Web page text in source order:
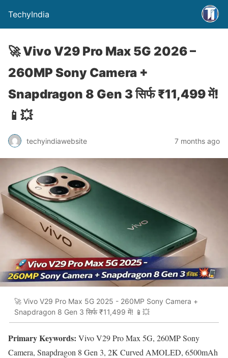
TechyIndia
🚀 Vivo V29 Pro Max 5G 2026 –
260MP Sony Camera +
Snapdragon 8 Gen 3 सिर्फ ₹11,499 में!
📱💥
techyindiawebsite 7 months ago
🚀 Vivo V29 Pro Max 5G 2025 - 260MP Sony Camera +
Snapdragon 8 Gen 3 सिर्फ ₹11,499 में! 📱💥
Primary Keywords: Vivo V29 Pro Max 5G, 260MP Sony
Camera, Snapdragon 8 Gen 3, 2K Curved AMOLED, 6500mAh